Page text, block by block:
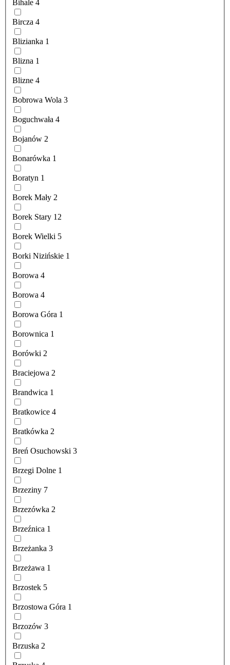
Bihale 4
Bircza 4
Blizianka 1
Blizna 1
Blizne 4
Bobrowa Wola 3
Boguchwała 4
Bojanów 2
Bonarówka 1
Boratyn 1
Borek Mały 2
Borek Stary 12
Borek Wielki 5
Borki Nizińskie 1
Borowa 4
Borowa 4
Borowa Góra 1
Borownica 1
Borówki 2
Braciejowa 2
Brandwica 1
Bratkowice 4
Bratkówka 2
Breń Osuchowski 3
Brzegi Dolne 1
Brzeziny 7
Brzezówka 2
Brzeźnica 1
Brzeżanka 3
Brzeżawa 1
Brzostek 5
Brzostowa Góra 1
Brzozów 3
Brzuska 2